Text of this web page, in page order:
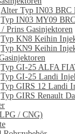
Alter Typ IN03 BRC
Typ IN03 MY09
Prins Gasinjektoren
Typ KN8 Keihin
Typ KN9 Keihin
Typ GI-25 ALFA
Typ GI-25 Landi
Typ GIRS 12 Landi
Typ GIRS Renault
/ CNG)